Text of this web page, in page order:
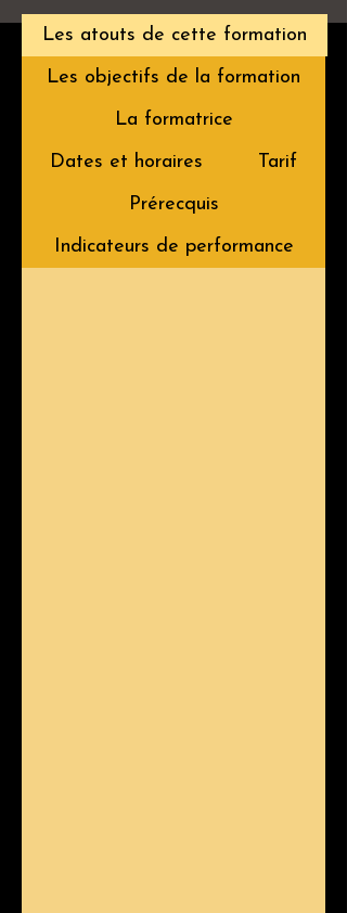
Les atouts de cette formation
Les objectifs de la formation
La formatrice
Dates et horaires Tarif
Prérecquis
Indicateurs de performance